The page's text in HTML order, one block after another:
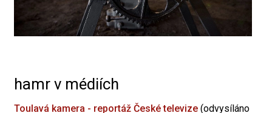
hamr v médiích
Toulavá kamera - reportáž České televize (odvysíláno